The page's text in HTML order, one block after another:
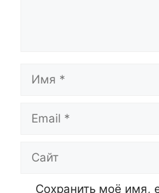
Имя
Email
Сайт
Сохранить моё имя,